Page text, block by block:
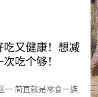
吃又健康！想减
吃个够！
一 简直就是零食一族